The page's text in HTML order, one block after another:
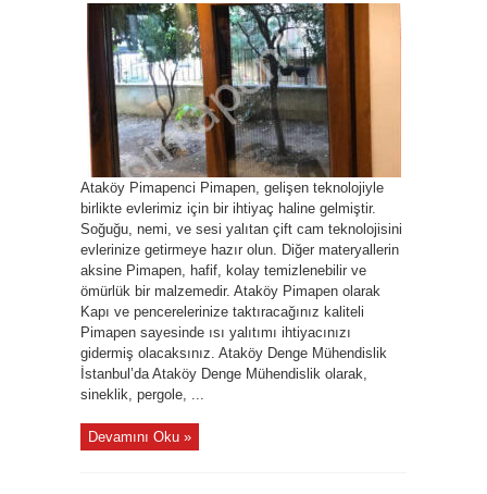
Ataköy Pimapenci Pimapen, gelişen teknolojiyle
birlikte evlerimiz için bir ihtiyaç haline gelmiştir.
Soğuğu, nemi, ve sesi yalıtan çift cam teknolojisini
evlerinize getirmeye hazır olun. Diğer materyallerin
aksine Pimapen, hafif, kolay temizlenebilir ve
ömürlük bir malzemedir. Ataköy Pimapen olarak
Kapı ve pencerelerinize taktıracağınız kaliteli
Pimapen sayesinde ısı yalıtımı ihtiyacınızı
gidermiş olacaksınız. Ataköy Denge Mühendislik
İstanbul’da Ataköy Denge Mühendislik olarak,
sineklik, pergole, ...
Devamını Oku »